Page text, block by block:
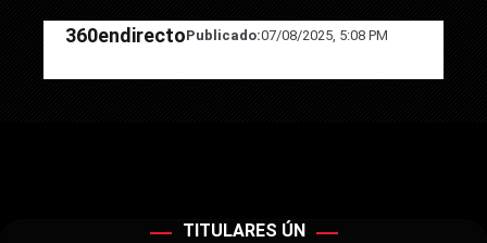
360endirectoPublicado:07/08/2025, 5:08 PM
TITULARES ÚN